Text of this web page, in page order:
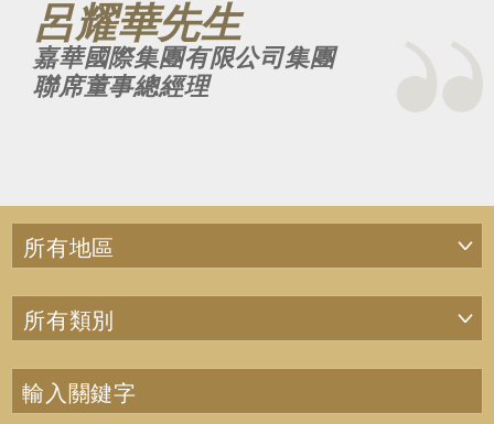
呂耀華先生
嘉華國際集團有限公司集團
聯席董事總經理
所有地區
所有類別
輸入關鍵字